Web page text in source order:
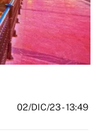
02/DIC/23- 13:49